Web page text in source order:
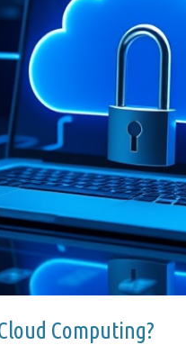
Computing?